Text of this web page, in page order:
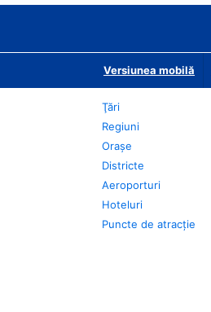
Versiunea mobilă
Ţări
Regiuni
Oraşe
Districte
Aeroporturi
Hoteluri
Puncte de atracţie